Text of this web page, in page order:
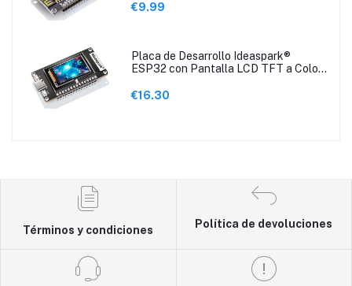
€9.99
Placa de Desarrollo Ideaspark®
ESP32 con Pantalla LCD TFT a Color
€16.30
Términos y condiciones
Política de devoluciones